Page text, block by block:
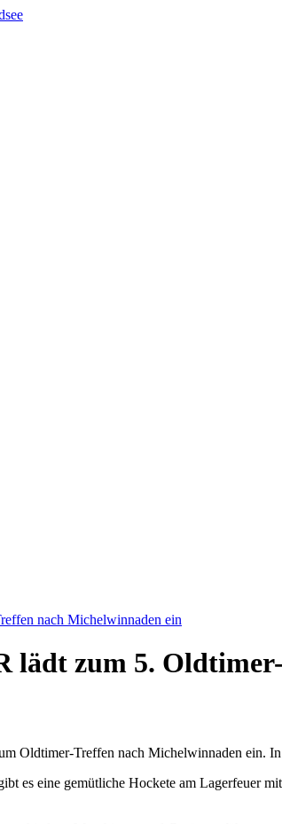
nach Michelwinnaden ein
zum 5.
Oldtimer-Treffen nach Michelwinnaden ein.
es eine gemütliche Hockete am Lagerfeuer